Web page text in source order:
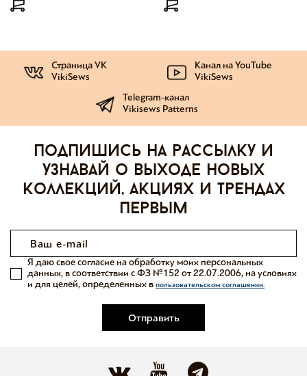
Страница VK
VikiSews
Канал на YouTube
VikiSews
Telegram-канал
Vikisews Patterns
Подпишись на рассылку и
узнавай о выходе новых
коллекций, акциях и трендах
первым
Отправить
Я даю свое согласие на обработку моих персональных
данных, в соответствии с ФЗ №152 от 22.07.2006, на условиях
и для целей, определенных в пользовательском соглашении.